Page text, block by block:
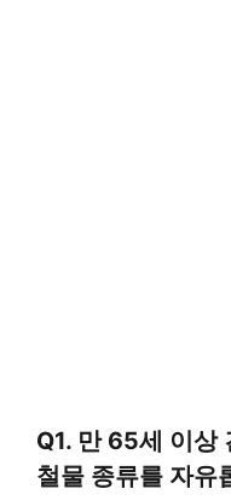
Q1. 만 65세 이상
철물 종류를 자유